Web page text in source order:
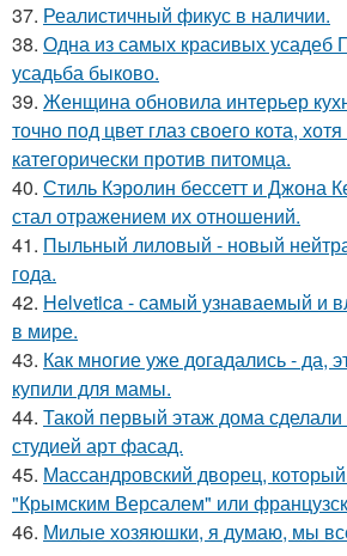
37. Реалистичный фикус в наличии.
38. Одна из самых красивых усадеб
усадьба быково.
39. Женщина обновила интерьер
точно под цвет глаз своего кота,
категорически против питомца.
40. Стиль Кэролин бессетт и Джона
стал отражением их отношений.
41. Пыльный лиловый - новый
года.
42. Helvetica - самый узнаваемый и
в мире.
43. Как многие уже догадались - да,
купили для мамы.
44. Такой первый этаж дома сделали
студией арт фасад.
45. Массандровский дворец,
"Крымским Версалем" или
46. Милые хозяюшки, я думаю, мы